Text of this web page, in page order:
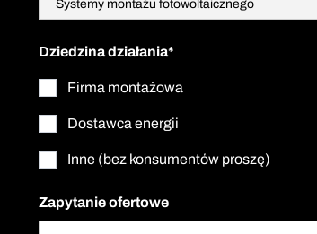
Dziedzina działania*
Firma montażowa
Dostawca energii
Inne (bez konsumentów proszę)
Zapytanie ofertowe